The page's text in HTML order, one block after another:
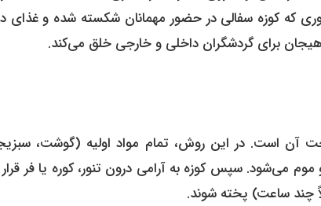
که کوزه سفالی در حضور مهمانان شکسته شده و غذای
هیجان برای گردشگران داخلی و خارجی خلق می‌کند.
آن است. در این روش، تمام مواد اولیه (گوشت،
می‌شود. سپس کوزه به آرامی درون تنور، کوره یا فر قرار
چند ساعت) پخته شوند.